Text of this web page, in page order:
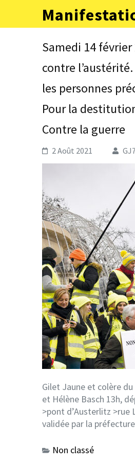
contenu
Samedi 14 février
contre
les personnes
Pour la
Contre la guerre
2 Août 2021
Gilet Jaune et colère
et Hélène Basch 13h,
>pont d’Austerlitz >rue
validée par la préfecture
Non classé